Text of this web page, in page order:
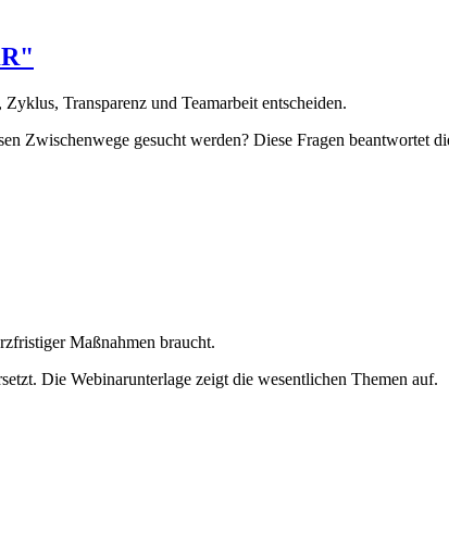
Transparenz und Teamarbeit entscheiden.
Zwischenwege gesucht werden? Diese Fragen beantwortet
Maßnahmen braucht.
Die Webinarunterlage zeigt die wesentlichen Themen auf.